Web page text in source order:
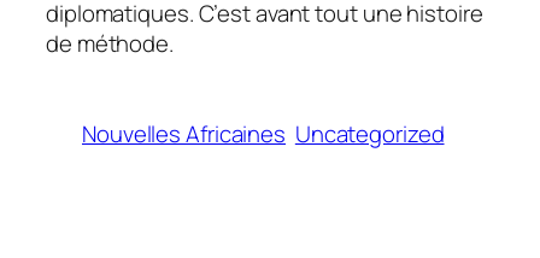
diplomatiques. C’est avant tout une histoire
de méthode.
Nouvelles Africaines Uncategorized